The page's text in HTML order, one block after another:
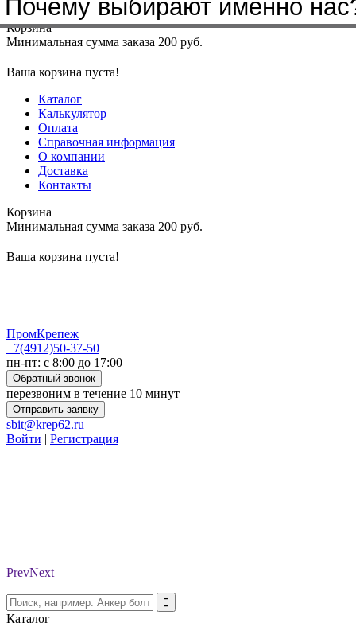
Меню+7(4912)50-37-50sbit@krep62.ru
Корзина
Минимальная сумма заказа 200 руб.
Ваша корзина пуста!
Каталог
Калькулятор
Оплата
Справочная информация
О компании
Доставка
Контакты
Корзина
Минимальная сумма заказа 200 руб.
Ваша корзина пуста!
ПромКрепеж
+7(4912)50-37-50
пн-пт: с 8:00 до 17:00
Обратный звонок
перезвоним в течение 10 минут
Отправить заявку
sbit@krep62.ru
Войти | Регистрация
PrevNext
Каталог
Почему выбирают именно